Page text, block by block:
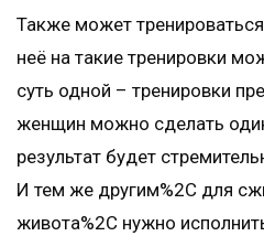
Также может
неё на такие тренировки
суть одной – тренировки
женщин можно сделать
результат будет
И тем же другим%2C для
живота%2C нужно